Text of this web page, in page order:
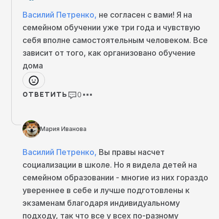
нескольких секциях, которые ему очень
нравились. Это были шахматы. Он их любит до
сих пор. Там был спорт. Им он тоже до сих
пор серьёзно занимается. Была театралка.
Плюс он ещё играл на музыкальном
инструменте.
Когда уже подходил период школы
понимала, что совмещать все четыре кружка в
разных локациях с ежедневным посещением
школы будет просто немилосердно по
отношению к ребёнку. Потому что ни
или погулять с друзьями у него просто не
будет.
Я ему говорю: «Гриша, ты можешь отказаться
от двух кружков. Выбери, что тебе больше
нравится». Но он протестовал, потому что до
этих кружков мы очень много всего
перепробовали. И здесь у него наконец
случилась эта любовь.
Здесь у него были друзья, любимые
преподаватели. Ему нравились эти предметы.
Василий Петренко, не согласен с вами! Я на
семейном обучении уже три года и чувствую
себя вполне самостоятельным человеком. Все
зависит от того, как организовано обучение
дома
ОТВЕТИТЬ 0
Мария Иванова
Василий Петренко, Вы правы насчет
социализации в школе. Но я видела детей на
семейном образовании - многие из них гораздо
увереннее в себе и лучше подготовлены к
экзаменам благодаря индивидуальному
подходу, так что все у всех по-разному